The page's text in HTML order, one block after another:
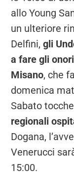
allo Young
un ulteriore
Delfini,gli
a fare gli
Misano, che
domenica
Sabato
regionali
Dogana,
Venerucci
15:00.